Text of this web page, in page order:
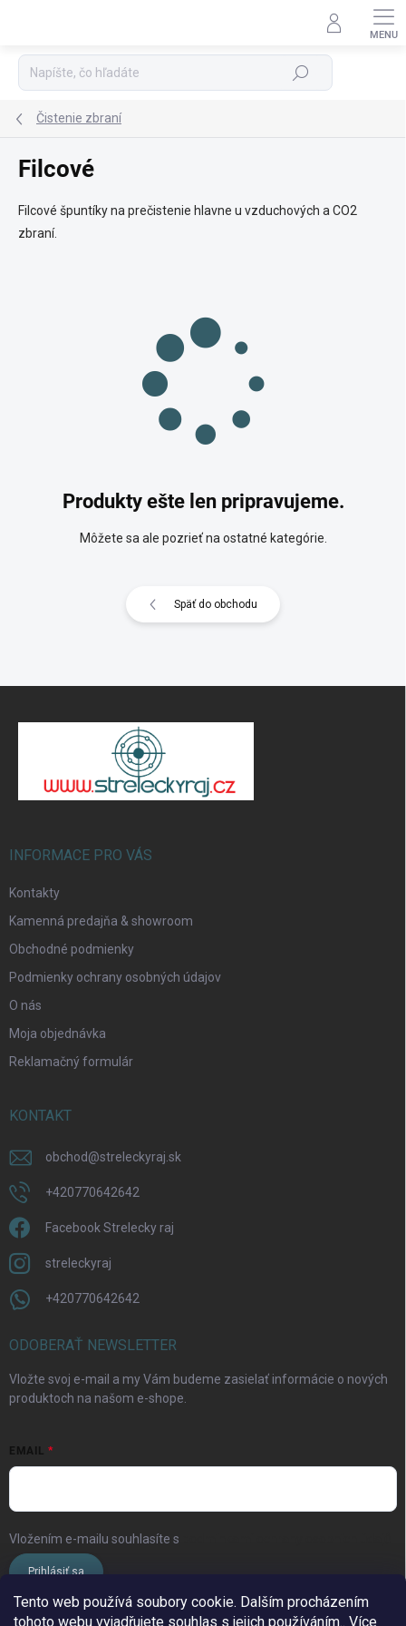
Tento web používá soubory cookie. Dalším procházením
tohoto webu vyjadřujete souhlas s jejich používáním.. Více
Hľadať
Čistenie zbraní
Filcové
Filcové špuntíky na prečistenie hlavne u vzduchových a CO2
zbraní.
Produkty ešte len pripravujeme.
Môžete sa ale pozrieť na ostatné kategórie.
Späť do obchodu
INFORMACE PRO VÁS
Kontakty
Kamenná predajňa & showroom
Obchodné podmienky
Podmienky ochrany osobných údajov
O nás
Moja objednávka
Reklamačný formulár
KONTAKT
obchod@streleckyraj.sk
+420770642642
Facebook Strelecky raj
streleckyraj
+420770642642
ODOBERAŤ NEWSLETTER
Vložte svoj e-mail a my Vám budeme zasielať informácie o nových
produktoch na našom e-shope.
EMAIL
Vložením e-mailu souhlasíte s
Prihlásiť sa